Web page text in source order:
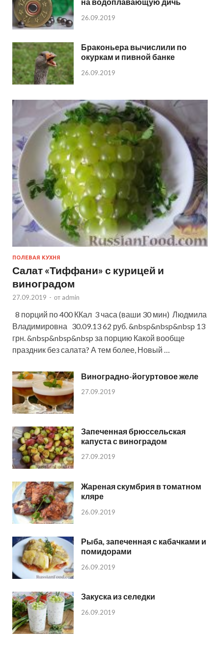
26.09.2019
Браконьера вычислили по
окуркам и пивной банке
26.09.2019
ПОЛЕВАЯ КУХНЯ
Салат «Тиффани» с курицей и
виноградом
27.09.2019 - от admin
8 порций по 400 ККал 3 часа (ваши 30 мин) Людмила
Владимировна 30.09.13 62 руб. &nbsp&nbsp&nbsp 13
грн. &nbsp&nbsp&nbsp за порцию Какой вообще
праздник без салата? А тем более, Новый …
Виноградно-йогуртовое желе
27.09.2019
Запеченная брюссельская
капуста с виноградом
27.09.2019
Жареная скумбрия в томатном
кляре
26.09.2019
Рыба, запеченная с кабачками и
помидорами
26.09.2019
Закуска из селедки
26.09.2019